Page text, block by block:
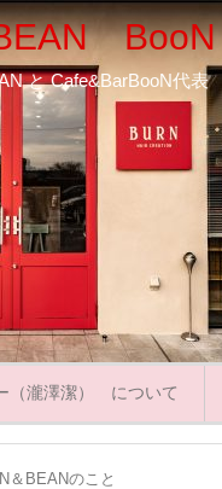
BooN
と Cafe&BarBooN代
（瀧澤潔） について
＆BEANのこと